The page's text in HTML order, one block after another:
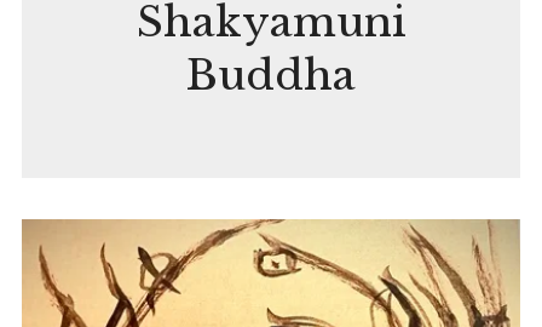
Shakyamuni
Buddha